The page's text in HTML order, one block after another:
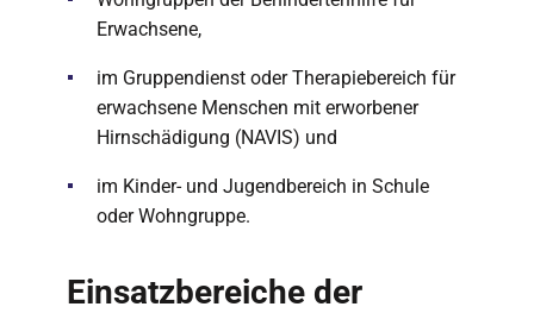
Erwachsene,
im Gruppendienst oder Therapiebereich für
erwachsene Menschen mit erworbener
Hirnschädigung (NAVIS) und
im Kinder- und Jugendbereich in Schule
oder Wohngruppe.
Einsatzbereiche der